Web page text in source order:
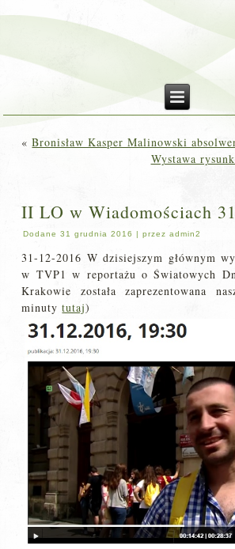
«Bronisław Kasper Malinowski
Wystawa
II LO w Wiadomościach
Dodane 31 grudnia 2016 |przez admin2
31-12-2016 W dzisiejszym głównym
w TVP1 w reportażu o Światowych
Krakowie została zaprezentowana
minutytutaj)